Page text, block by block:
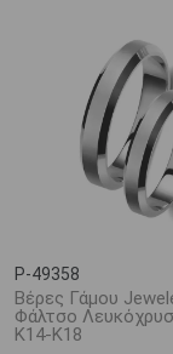
P-49358
Βέρες Γάμου
Φάλτσο
Κ14-Κ18